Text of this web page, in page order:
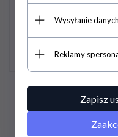
Mikser dwuramienny |
prędkości | 27 l | 1,1
400V | 440x700x860 |
RQBT12S
Wysyłanie
Reklamy
Zapisz